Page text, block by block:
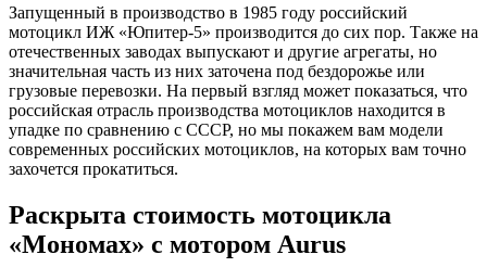
Запущенный в производство в 1985 году российский
мотоцикл ИЖ «Юпитер-5» производится до сих пор. Также на
отечественных заводах выпускают и другие агрегаты, но
значительная часть из них заточена под бездорожье или
грузовые перевозки. На первый взгляд может показаться, что
российская отрасль производства мотоциклов находится в
упадке по сравнению с СССР, но мы покажем вам модели
современных российских мотоциклов, на которых вам точно
захочется прокатиться.
Раскрыта стоимость мотоцикла
«Мономах» с мотором Aurus